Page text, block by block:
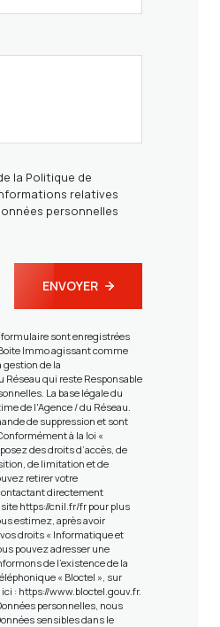
la Politique de
relatives
personnelles
ENVOYER
sont enregistrées
Immo agissant comme
de la
qui reste Responsable
La base légale du
de l'Agence / du Réseau.
de suppression et sont
à la loi «
des droits d’accès, de
de limitation et de
retirer votre
directement
site https://cnil.fr/frpour plus
estimez, après avoir
droits « Informatique et
pouvez adresser une
de l’existence de la
« Bloctel », sur
:https://www.bloctel.gouv.fr.
personnelles, nous
sensibles dans le